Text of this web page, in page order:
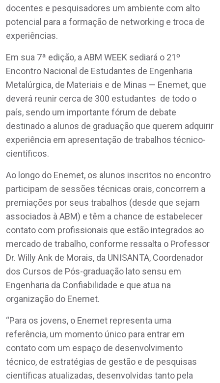
docentes e pesquisadores um ambiente com alto
potencial para a formação de networking e troca de
experiências.
Em sua 7ª edição, a ABM WEEK sediará o 21º
Encontro Nacional de Estudantes de Engenharia
Metalúrgica, de Materiais e de Minas — Enemet, que
deverá reunir cerca de 300 estudantes de todo o
país, sendo um importante fórum de debate
destinado a alunos de graduação que querem adquirir
experiência em apresentação de trabalhos técnico-
científicos.
Ao longo do Enemet, os alunos inscritos no encontro
participam de sessões técnicas orais, concorrem a
premiações por seus trabalhos (desde que sejam
associados à ABM) e têm a chance de estabelecer
contato com profissionais que estão integrados ao
mercado de trabalho, conforme ressalta o Professor
Dr. Willy Ank de Morais, da UNISANTA, Coordenador
dos Cursos de Pós-graduação lato sensu em
Engenharia da Confiabilidade e que atua na
organização do Enemet.
“Para os jovens, o Enemet representa uma
referência, um momento único para entrar em
contato com um espaço de desenvolvimento
técnico, de estratégias de gestão e de pesquisas
científicas atualizadas, desenvolvidas tanto pela